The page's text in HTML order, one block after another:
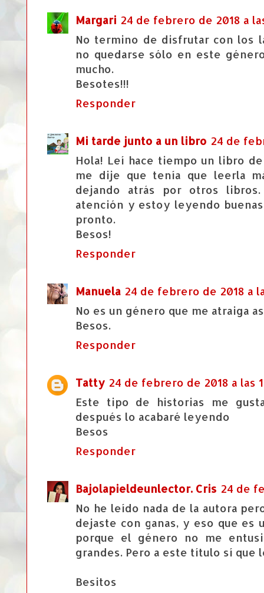
Margari 24 de febrero de 2018 a
No termino de disfrutar con los
no quedarse sólo en este
mucho.
Besotes!!!
Responder
Mi tarde junto a un libro 24 de
Hola! Leí hace tiempo un libro
me dije que tenía que leerla
dejando atrás por otros
atención y estoy leyendo
pronto.
Besos!
Responder
Manuela 24 de febrero de 2018 a
No es un género que me atraiga
Besos.
Responder
Tatty 24 de febrero de 2018 a las
Este tipo de historias me
después lo acabaré leyendo
Besos
Responder
Bajolapieldeunlector. Cris 24 de
No he leído nada de la autora
dejaste con ganas, y eso que es
porque el género no me
grandes. Pero a este título sí que
Besitos